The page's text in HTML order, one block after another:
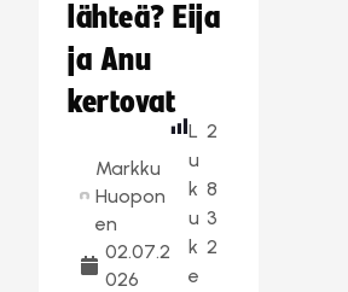
lähteä? Eija
ja Anu
kertovat
Markku
Huopon
en
02.07.2
026
L
u
k
u
k
e
2
8
3
2